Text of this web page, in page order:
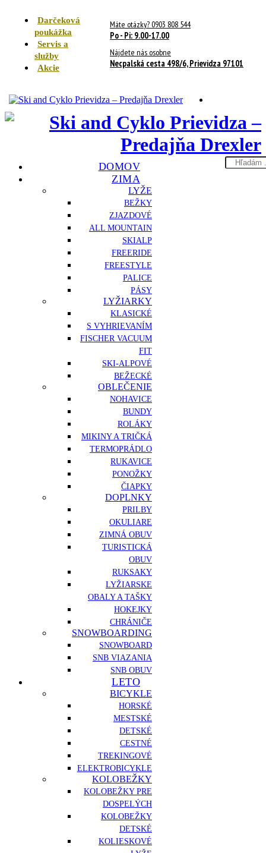
Darčeková
poukážka
Servis a
služby
Akcie
Máte otázky? 0903 808 544
Po - Pi: 9.00-17.00
Nájdete nás osobne
Necpalská cesta 498/6, Prievidza 97101
DOMOV
ZIMA
LYŽE
BEŽKY
ZJAZDOVÉ
ALL MOUNTAIN
SKIALP
FREERIDE
FREESTYLE
PALICE
PÁSY
LYŽIARKY
KLASICKÉ
S VYHRIEVANÍM
FISCHER VACUUM
FIT
SKI-ALPOVÉ
BEŽECKÉ
OBLEČENIE
NOHAVICE
BUNDY
ROLÁKY
MIKINY A TRIČKÁ
TERMOPRÁDLO
RUKAVICE
PONOŽKY
ČIAPKY
DOPLNKY
PRILBY
OKULIARE
ZIMNÁ OBUV
TURISTICKÁ
OBUV
RUKSAKY
LYŽIARSKE
OBALY A TAŠKY
HOKEJKY
CHRÁNIČE
SNOWBOARDING
SNOWBOARD
SNB VIAZANIA
SNB OBUV
LETO
BICYKLE
HORSKÉ
MESTSKÉ
DETSKÉ
CESTNÉ
TREKINGOVÉ
ELEKTROBICYKLE
KOLOBEŽKY
KOLOBEŽKY PRE
DOSPELÝCH
KOLOBEŽKY
DETSKÉ
KOLIESKOVÉ
Search
here